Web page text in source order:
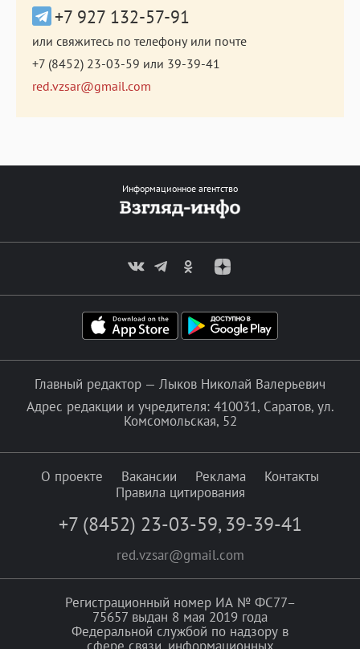
+7 927 132-57-91
или свяжитесь по телефону или почте
+7 (8452) 23-03-59 или 39-39-41
red.vzsar@gmail.com
Информационное агентство
Главный редактор — Лыков Николай Валерьевич
Адрес редакции и учредителя: 410031, Саратов, ул.
Комсомольская, 52
О проекте Вакансии Реклама
Контакты
Правила цитирования
+7 (8452) 23-03-59, 39-39-41
red.vzsar@gmail.com
Регистрационный номер ИА № ФС77–
75657 выдан 8 мая 2019 года
Федеральной службой по надзору в